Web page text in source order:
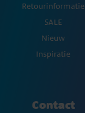
Retourinformatie
SALE
Nieuw
Inspiratie
Contact